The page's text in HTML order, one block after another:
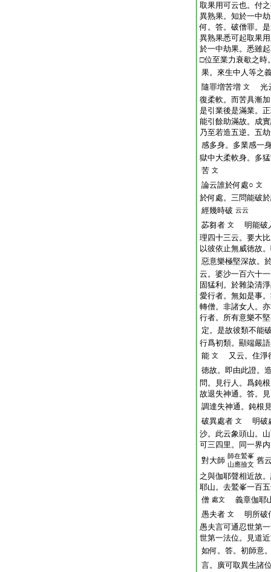
取果用可云也。付
異熟果。知於一中
何。答。破僧罪。
異熟果悉可起取果
於一中劫果。悉雖
□位至業力衰歇之時
果。來生中人等之
隨罪増苦増 文
光
復柔軟。而苦具漸
是引業後是滿業。
能引餘助滿故。成
乃至若造五逆。五
感多身。多業感一
獄中大柔軟身。多
苦 文
論云誰於何處○ 文
於何處。三問能破
經幾時破 云云
苾芻者 文
明能破
理四十三云。要大
以彼依止無威徳故
惡意樂極堅深故。
云。婆沙一百六十
固猛利。於雜染清
愛行者。無如是事
轉僧。非諸女人。
行者。所有意樂不
定。是故彼類不能
行爲初類。顯端嚴
能 文
又云。住淨
徳故。即由此證。
問。見行人。爲鈍
故退失神通。答。
調達失神通。鈍根
破異處者 文
明破
沙。此云象頭山。
可三四里。同一界
對大師 師在鷲峯
山應撿文 舊
之與伽耶聲相近故
耶山。去鷲峯一百
僧 處文
義章伽耶
愚夫者 文
明所破
愚夫言可通忍世第
世第一法位。見道
如何。答。初師意
言。廣可取異生諸